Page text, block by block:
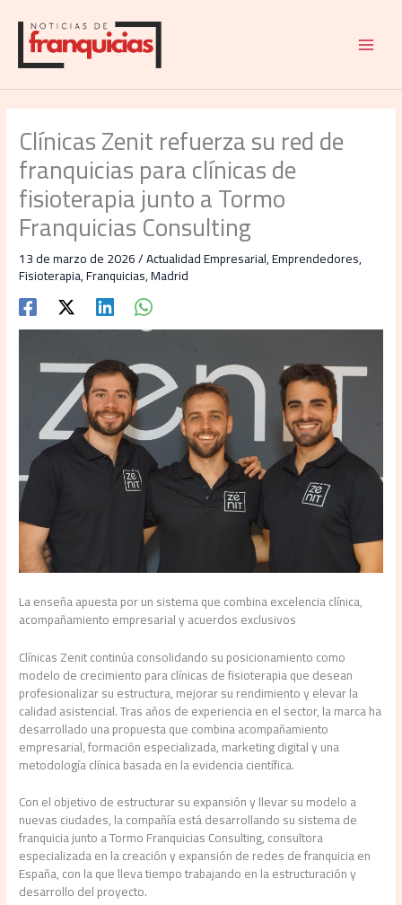
contenido
Clínicas Zenit refuerza su red de
franquicias para clínicas de
fisioterapia junto a Tormo
Franquicias Consulting
13 de marzo de 2026/Actualidad Empresarial,Emprendedores,
Fisioterapia,Franquicias,Madrid
La enseña apuesta por un sistema que combina excelencia clínica,
acompañamiento empresarial y acuerdos exclusivos
Clínicas Zenit continúa consolidando su posicionamiento como
modelo de crecimiento para clínicas de fisioterapia que desean
profesionalizar su estructura, mejorar su rendimiento y elevar la
calidad asistencial. Tras años de experiencia en el sector, la marca ha
desarrollado una propuesta que combina acompañamiento
empresarial, formación especializada, marketing digital y una
metodología clínica basada en la evidencia científica.
Con el objetivo de estructurar su expansión y llevar su modelo a
nuevas ciudades, la compañía está desarrollando su sistema de
franquicia junto a Tormo Franquicias Consulting, consultora
especializada en la creación y expansión de redes de franquicia en
España, con la que lleva tiempo trabajando en la estructuración y
desarrollo del proyecto.